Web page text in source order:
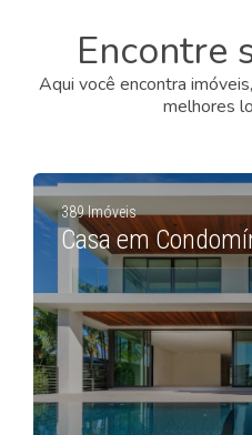
Encontre
Aqui você encontra
melhores
389 Imóveis
Casa em